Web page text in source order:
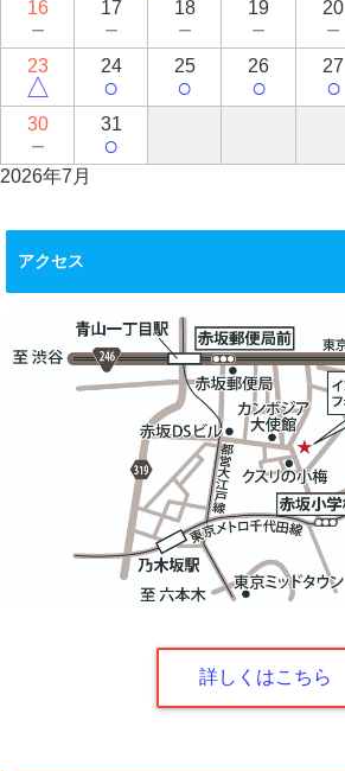
16
－
17
－
18
－
19
－
20
－
23
△
24
○
25
○
26
○
27
○
30
－
31
○
2026年7月
アクセス
詳しくはこちら